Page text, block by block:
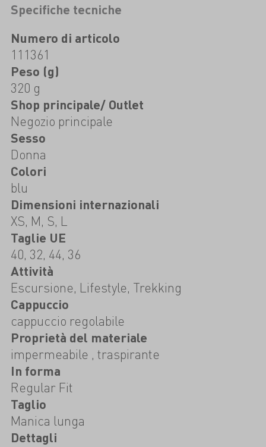
Specifiche tecniche
Numero di articolo
111361
Peso (g)
320 g
Shop principale/ Outlet
Negozio principale
Sesso
Donna
Colori
blu
Dimensioni internazionali
XS, M, S, L
Taglie UE
40, 32, 44, 36
Attività
Escursione, Lifestyle, Trekking
Cappuccio
cappuccio regolabile
Proprietà del materiale
impermeabile , traspirante
In forma
Regular Fit
Taglio
Manica lunga
Dettagli